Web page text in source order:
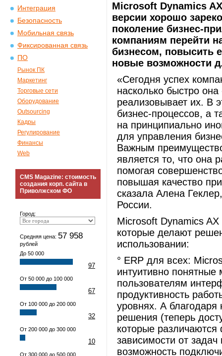
Интеграция
Безопасность
Мобильная связь
Фиксированная связь
ПО
Рынок ПК
Маркетинг
Торговые сети
Оборудование
Outsourcing
Кадры
Регулирование
Финансы
Web
CMS Magazine: стоимость
создания корп. сайта в
Приволжском ФО
Город:
Средняя цена: 57 958
рублей
До 50 000
97
От 50 000 до 100 000
67
От 100 000 до 200 000
32
От 200 000 до 300 000
10
От 300 000 до 500 000
Microsoft Dynamics
версии хорошо
поколение бизнес-
компаниям перейти
бизнесом, повысить
новые возможности
«Сегодня успех
насколько быстро
реализовывает их. В
бизнес-процессов, а
на принципиально
для управления
Важным
является то, что она
помогая
повышая качество
сказала Алена
России.
Microsoft Dynamics
которые делают
использовании:
° ERP для всех:
интуитивно
пользователям
продуктивность
уровнях. А
решения (теперь
которые
зависимости от
возможность